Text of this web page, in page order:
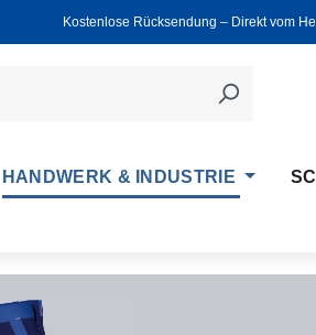
Kostenlose Rücksendung ‒ Direkt vom
HANDWERK & INDUSTRIE